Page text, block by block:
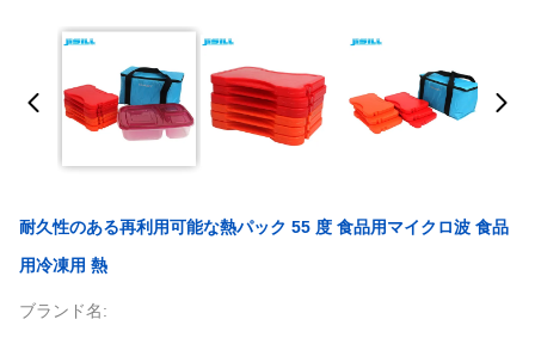
耐久性のある再利用可能な熱パック 55 度 食品用マイクロ波 食品
用冷凍用 熱
ブランド名: